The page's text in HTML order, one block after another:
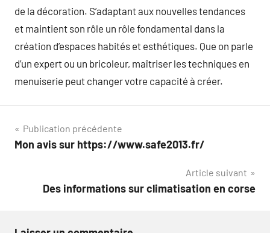
de la décoration. S’adaptant aux nouvelles tendances
et maintient son rôle un rôle fondamental dans la
création d’espaces habités et esthétiques. Que on parle
d’un expert ou un bricoleur, maîtriser les techniques en
menuiserie peut changer votre capacité à créer.
Navigation
de
Publication précédente
Mon avis sur https://www.safe2013.fr/
Article suivant
Des informations sur climatisation en corse